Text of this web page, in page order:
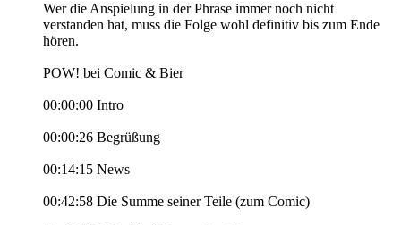
Wer die Anspielung in der Phrase immer noch nicht
verstanden hat, muss die Folge wohl definitiv bis zum Ende
hören.
POW! bei Comic & Bier
00:00:00 Intro
00:00:26 Begrüßung
00:14:15 News
00:42:58 Die Summe seiner Teile (zum Comic)